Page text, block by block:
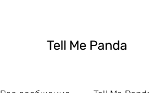
Tell Me Panda